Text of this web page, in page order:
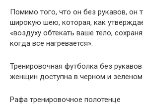
Помимо того, что он без рукавов, он
широкую шею, которая, как
«воздуху обтекать ваше тело,
когда все нагревается».
Тренировочная футболка без
женщин доступна в черном и зеленом
Рафа тренировочное полотенце